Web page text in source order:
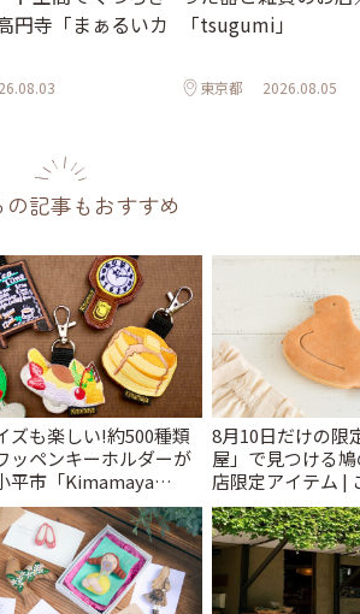
円寺「まぁるいカ
「tsugumi」
東京都 2026.08.05
の記事もおすすめ
ズも楽しい!約500種類
ッペンキーホルダーが
平市「Kimamaya
とりっぷ
8月10日だけの
屋」で見つける
店限定アイテム |